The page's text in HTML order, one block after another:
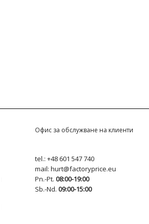
Офис за обслужване на клиенти
tel.: +48 601 547 740
mail: hurt@factoryprice.eu
Pn.-Pt. 08:00-19:00
Sb.-Nd. 09:00-15:00